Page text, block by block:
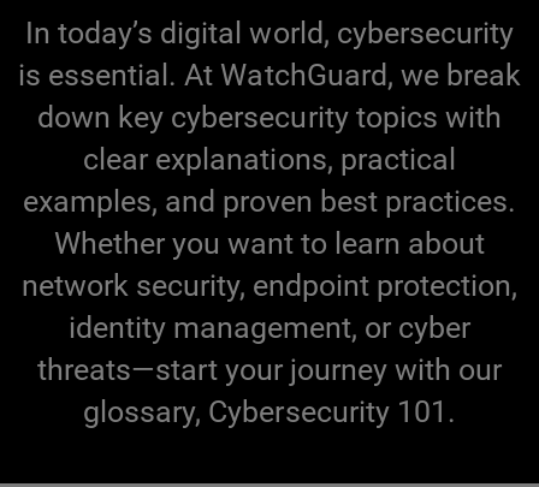
In today’s digital world, cybersecurity
is essential. At WatchGuard, we break
down key cybersecurity topics with
clear explanations, practical
examples, and proven best practices.
Whether you want to learn about
network security, endpoint protection,
identity management, or cyber
threats—start your journey with our
glossary, Cybersecurity 101.